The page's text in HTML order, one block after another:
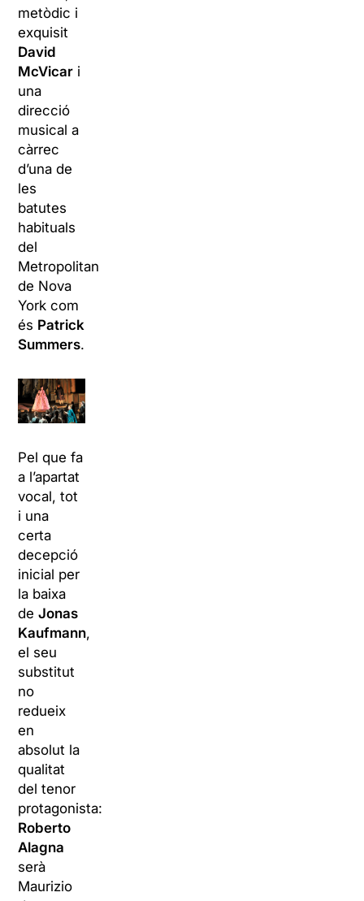
metòdic i
exquisit
David
McVicar i
una
direcció
musical a
càrrec
d’una de
les
batutes
habituals
del
Metropolitan
de Nova
York com
és Patrick
Summers.
Pel que fa
a l’apartat
vocal, tot
i una
certa
decepció
inicial per
la baixa
deJonas
Kaufmann,
el seu
substitut
no
redueix
en
absolut la
qualitat
del tenor
protagonista:
Roberto
Alagna
serà
Maurizio